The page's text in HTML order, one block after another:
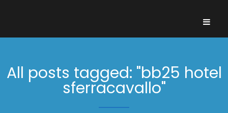
All posts tagged: "bb25 hotel
sferracavallo"